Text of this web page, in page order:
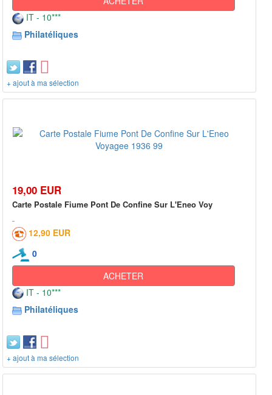
IT - 10***
Philatéliques
+ ajout à ma sélection
19,00 EUR
Carte Postale Fiume Pont De Confine Sur L'Eneo Voy
12,90 EUR
0
ACHETER
IT - 10***
Philatéliques
+ ajout à ma sélection